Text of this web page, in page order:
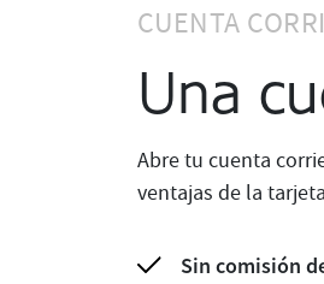
CUENTA
Una
Abre tu cuenta
ventajas de la
Sin comisión